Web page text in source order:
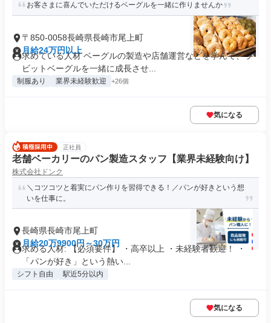
お客さまに喜んでいただけるベーグルを一緒に作りませんか
〒850-0058長崎県長崎市尾上町
月給24万円以上
求めている人材 ベーグルの製造や店舗運営などを学んで、ラ
ビットベーグルを一緒に成長させ...
制服あり 業界未経験歓迎 +26個
気になる
正社員
老舗ベーカリーのパン製造スタッフ【業界未経験向け】
株式会社ドンク
＼コツコツと着実にパン作りを習得できる！／パンが好きという想
いを仕事に。
長崎県長崎市尾上町
月給20万9900円～30万円
求める人材: 【必須要件】 ・高卒以上 ・未経験者歓迎！ ・
「パンが好き」という熱い...
シフト自由 駅近5分以内
気になる